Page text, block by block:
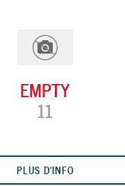
EMPTY
11
PLUS D'INFO